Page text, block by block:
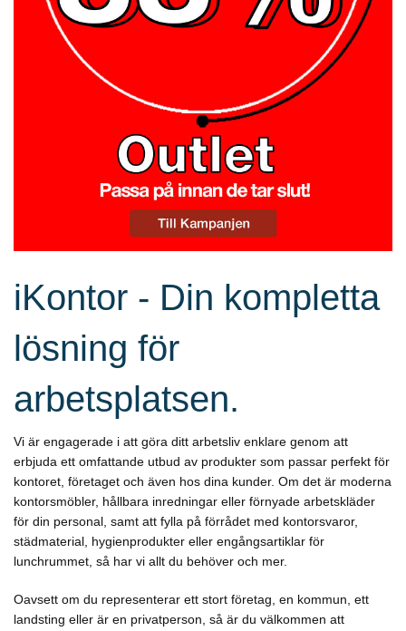
iKontor - Din kompletta
lösning för
arbetsplatsen.
Vi är engagerade i att göra ditt arbetsliv enklare genom att
erbjuda ett omfattande utbud av produkter som passar perfekt för
kontoret, företaget och även hos dina kunder. Om det är moderna
kontorsmöbler, hållbara inredningar eller förnyade arbetskläder
för din personal, samt att fylla på förrådet med kontorsvaror,
städmaterial, hygienprodukter eller engångsartiklar för
lunchrummet, så har vi allt du behöver och mer.
Oavsett om du representerar ett stort företag, en kommun, ett
landsting eller är en privatperson, så är du välkommen att